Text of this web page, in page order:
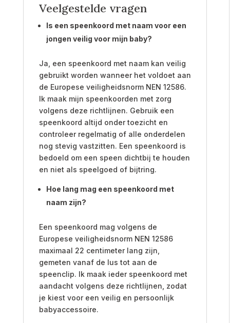
Veelgestelde vragen
Is een speenkoord met naam voor een
jongen veilig voor mijn baby?
Ja, een speenkoord met naam kan veilig
gebruikt worden wanneer het voldoet aan
de Europese veiligheidsnorm NEN 12586.
Ik maak mijn speenkoorden met zorg
volgens deze richtlijnen. Gebruik een
speenkoord altijd onder toezicht en
controleer regelmatig of alle onderdelen
nog stevig vastzitten. Een speenkoord is
bedoeld om een speen dichtbij te houden
en niet als speelgoed of bijtring.
Hoe lang mag een speenkoord met
naam zijn?
Een speenkoord mag volgens de
Europese veiligheidsnorm NEN 12586
maximaal 22 centimeter lang zijn,
gemeten vanaf de lus tot aan de
speenclip. Ik maak ieder speenkoord met
aandacht volgens deze richtlijnen, zodat
je kiest voor een veilig en persoonlijk
babyaccessoire.